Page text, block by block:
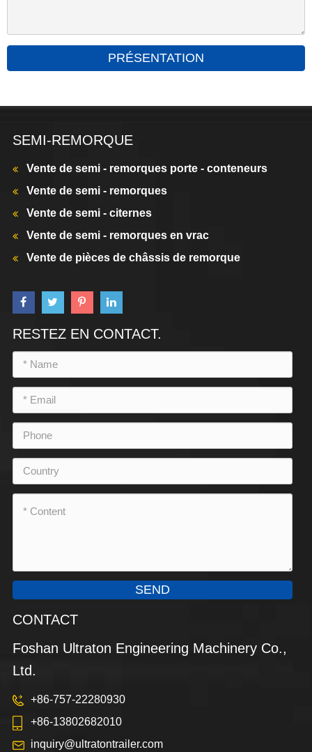
PRÉSENTATION
SEMI-REMORQUE
Vente de semi - remorques porte - conteneurs
Vente de semi - remorques
Vente de semi - citernes
Vente de semi - remorques en vrac
Vente de pièces de châssis de remorque
RESTEZ EN CONTACT.
SEND
CONTACT
Foshan Ultraton Engineering Machinery Co.,
Ltd.
+86-757-22280930
+86-13802682010
inquiry@ultratontrailer.com